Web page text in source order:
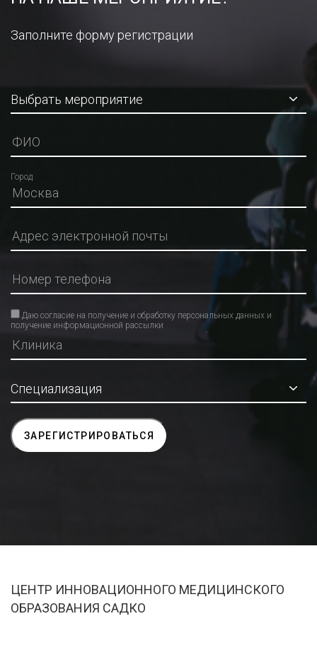
Заполните форму регистрации
Город
Даю согласие на получение и обработку персональных данных и
получение информационной рассылки
ЦЕНТР ИННОВАЦИОННОГО МЕДИЦИНСКОГО
ОБРАЗОВАНИЯ САДКО